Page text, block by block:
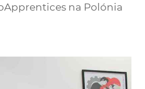
na Polónia